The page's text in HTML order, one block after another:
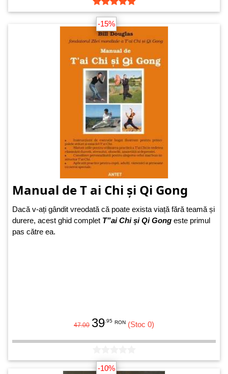
-15%
Manual de T ai Chi și Qi Gong
Dacă v-ați gândit vreodată că poate exista viață fără teamă și
durere, acest ghid complet T”ai Chi și Qi Gong este primul
pas către ea.
47.00 39 .95 RON (Stoc 0)
-10%